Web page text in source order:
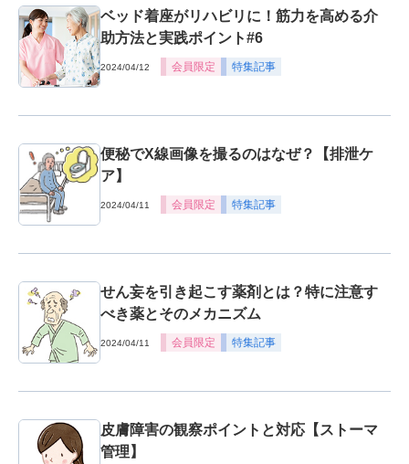
ベッド着座がリハビリに！筋力を高める介
助方法と実践ポイント#6
2024/04/12 会員限定 特集記事
便秘でX線画像を撮るのはなぜ？【排泄ケ
ア】
2024/04/11 会員限定 特集記事
せん妄を引き起こす薬剤とは？特に注意す
べき薬とそのメカニズム
2024/04/11 会員限定 特集記事
皮膚障害の観察ポイントと対応【ストーマ
管理】